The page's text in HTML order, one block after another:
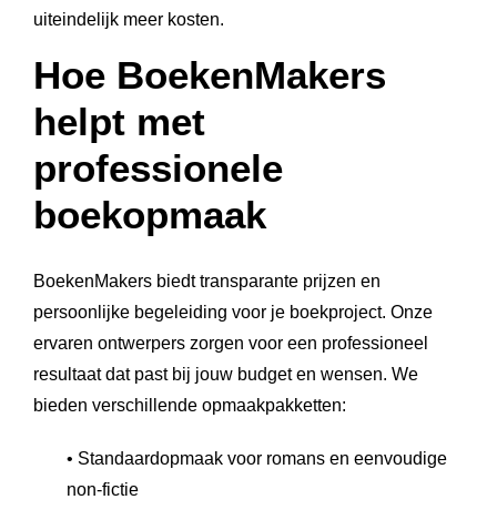
uiteindelijk meer kosten.
Hoe BoekenMakers
helpt met
professionele
boekopmaak
BoekenMakers biedt transparante prijzen en
persoonlijke begeleiding voor je boekproject. Onze
ervaren ontwerpers zorgen voor een professioneel
resultaat dat past bij jouw budget en wensen. We
bieden verschillende opmaakpakketten:
• Standaardopmaak voor romans en eenvoudige
non-fictie